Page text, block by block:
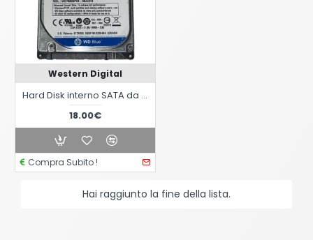
Western Digital
Hard Disk interno SATA da 2,5 Pollici WD7500BPVX-22JC3T0 da 750GB
18.00€
Compra Subito !
Hai raggiunto la fine della lista.